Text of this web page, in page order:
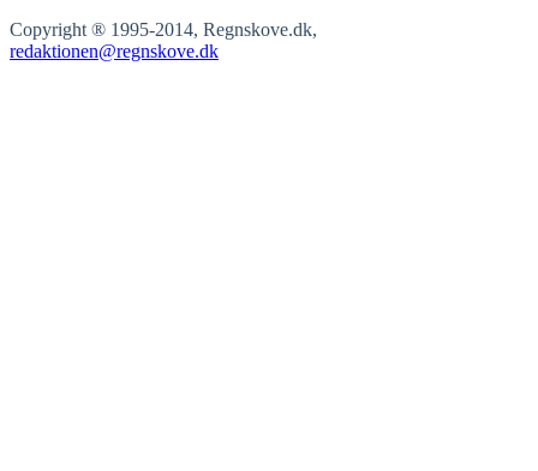
Copyright ® 1995-2014, Regnskove.dk,
redaktionen@regnskove.dk